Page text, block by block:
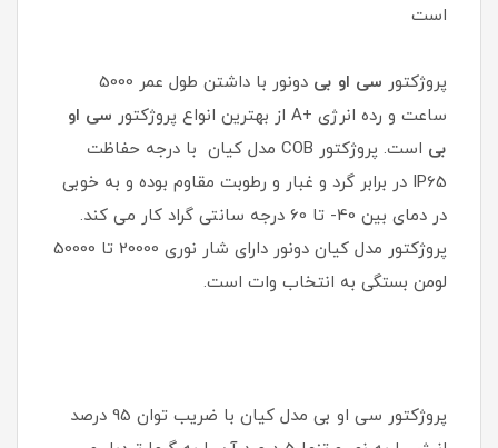
است
پروژکتور سی او بی
دونور با داشتن طول عمر 5000
ساعت و رده انرژی +A از بهترین انواع پروژکتور
سی او
بی
است. پروژکتور COB مدل کیان با درجه حفاظت
IP65 در برابر گرد و غبار و رطوبت مقاوم بوده و به خوبی
در دمای بین 40- تا 60 درجه سانتی گراد کار می کند.
پروژکتور مدل کیان دونور دارای شار نوری 20000 تا 50000
لومن بستگی به انتخاب وات است.
پروژکتور سی او بی مدل کیان با ضریب توان 95 درصد